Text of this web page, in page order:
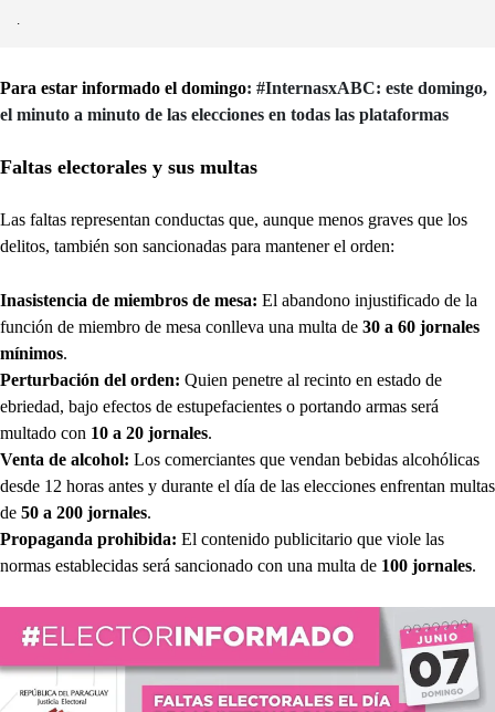
.
Para estar informado el domingo: #InternasxABC: este domingo,
el minuto a minuto de las elecciones en todas las plataformas
Faltas electorales y sus multas
Las faltas representan conductas que, aunque menos graves que los
delitos, también son sancionadas para mantener el orden:
Inasistencia de miembros de mesa: El abandono injustificado de la
función de miembro de mesa conlleva una multa de 30 a 60 jornales
mínimos.
Perturbación del orden: Quien penetre al recinto en estado de
ebriedad, bajo efectos de estupefacientes o portando armas será
multado con 10 a 20 jornales.
Venta de alcohol: Los comerciantes que vendan bebidas alcohólicas
desde 12 horas antes y durante el día de las elecciones enfrentan multas
de 50 a 200 jornales.
Propaganda prohibida: El contenido publicitario que viole las
normas establecidas será sancionado con una multa de 100 jornales.